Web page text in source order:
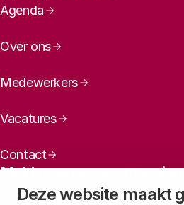
Deze website maakt
Paginanavigatie
Agenda
Over ons
Medewerkers
Vacatures
Contact
Meld u aan voor onze
Maandelijks een overzicht